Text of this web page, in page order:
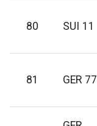
80 SUI 11
81 GER 77